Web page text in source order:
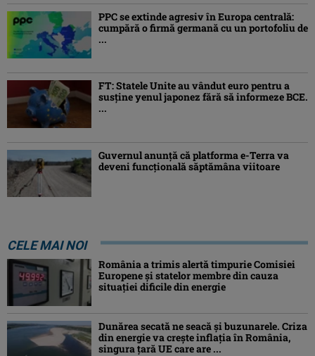
PPC se extinde agresiv în Europa centrală:
cumpără o firmă germană cu un portofoliu de
...
FT: Statele Unite au vândut euro pentru a
susține yenul japonez fără să informeze BCE.
...
Guvernul anunță că platforma e-Terra va
deveni funcţională săptămâna viitoare
CELE MAI NOI
România a trimis alertă timpurie Comisiei
Europene și statelor membre din cauza
situației dificile din energie
Dunărea secată ne seacă și buzunarele. Criza
din energie va crește inflația în România,
singura țară UE care are ...